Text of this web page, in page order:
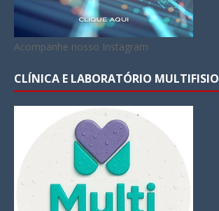
Acompanhe nosso Instagram
CLÍNICA E LABORATÓRIO MULTIFISIO